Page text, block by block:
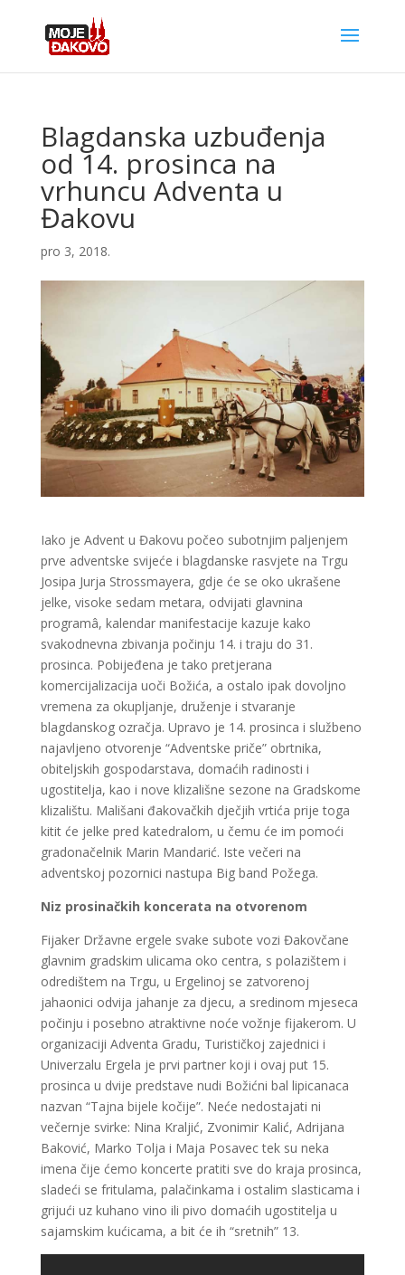
Blagdanska uzbuđenja
od 14. prosinca na
vrhuncu Adventa u
Đakovu
pro 3, 2018.
Iako je Advent u Đakovu počeo subotnjim paljenjem
prve adventske svijeće i blagdanske rasvjete na Trgu
Josipa Jurja Strossmayera, gdje će se oko ukrašene
jelke, visoke sedam metara, odvijati glavnina
programâ, kalendar manifestacije kazuje kako
svakodnevna zbivanja počinju 14. i traju do 31.
prosinca. Pobijeđena je tako pretjerana
komercijalizacija uoči Božića, a ostalo ipak dovoljno
vremena za okupljanje, druženje i stvaranje
blagdanskog ozračja. Upravo je 14. prosinca i službeno
najavljeno otvorenje “Adventske priče” obrtnika,
obiteljskih gospodarstava, domaćih radinosti i
ugostitelja, kao i nove klizališne sezone na Gradskome
klizalištu. Mališani đakovačkih dječjih vrtića prije toga
kitit će jelke pred katedralom, u čemu će im pomoći
gradonačelnik Marin Mandarić. Iste večeri na
adventskoj pozornici nastupa Big band Požega.
Niz prosinačkih koncerata na otvorenom
Fijaker Državne ergele svake subote vozi Đakovčane
glavnim gradskim ulicama oko centra, s polazištem i
odredištem na Trgu, u Ergelinoj se zatvorenoj
jahaonici odvija jahanje za djecu, a sredinom mjeseca
počinju i posebno atraktivne noće vožnje fijakerom. U
organizaciji Adventa Gradu, Turističkoj zajednici i
Univerzalu Ergela je prvi partner koji i ovaj put 15.
prosinca u dvije predstave nudi Božićni bal lipicanaca
nazvan “Tajna bijele kočije”. Neće nedostajati ni
večernje svirke: Nina Kraljić, Zvonimir Kalić, Adrijana
Baković, Marko Tolja i Maja Posavec tek su neka
imena čije ćemo koncerte pratiti sve do kraja prosinca,
sladeći se fritulama, palačinkama i ostalim slasticama i
grijući uz kuhano vino ili pivo domaćih ugostitelja u
sajamskim kućicama, a bit će ih “sretnih” 13.